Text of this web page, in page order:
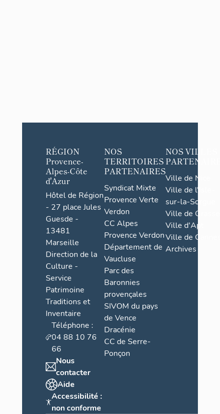
RÉGION
Provence-
Alpes-Côte
d'Azur
Hôtel de Région
- 27 place Jules
Guesde -
13481
Marseille
Direction de la
Culture -
Service
Patrimoine
Traditions et
Inventaire
Téléphone :
04 88 10 76
66
Nous
contacter
Aide
Accessibilité :
non conforme
NOS
TERRITOIRES
PARTENAIRES
Syndicat Mixte
Provence Verte
Verdon
CC Alpes
Provence Verdon
Département de
Vaucluse
Parc des
Baronnies
provençales
SIVOM du pays
de Vence
Dracénie
CC de Serre-
Ponçon
NOS VILLES
Ville de Nice
Ville de l'Isle-
sur-la-Sorgue
Ville de Grasse
Ville d'Apt
Ville de
Archives